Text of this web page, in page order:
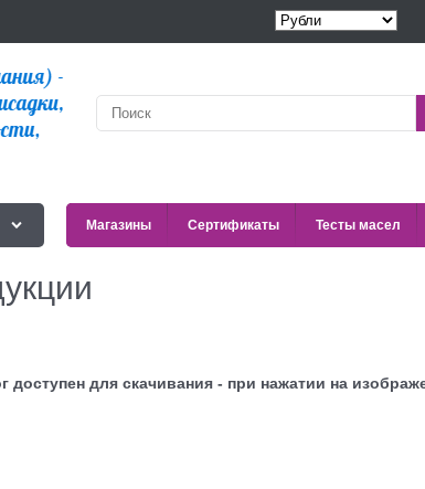
Магазины Сертификаты Тесты масел
доступен для скачивания - при нажатии на